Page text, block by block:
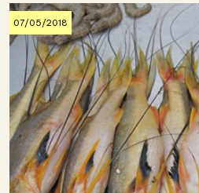
07/05/2018